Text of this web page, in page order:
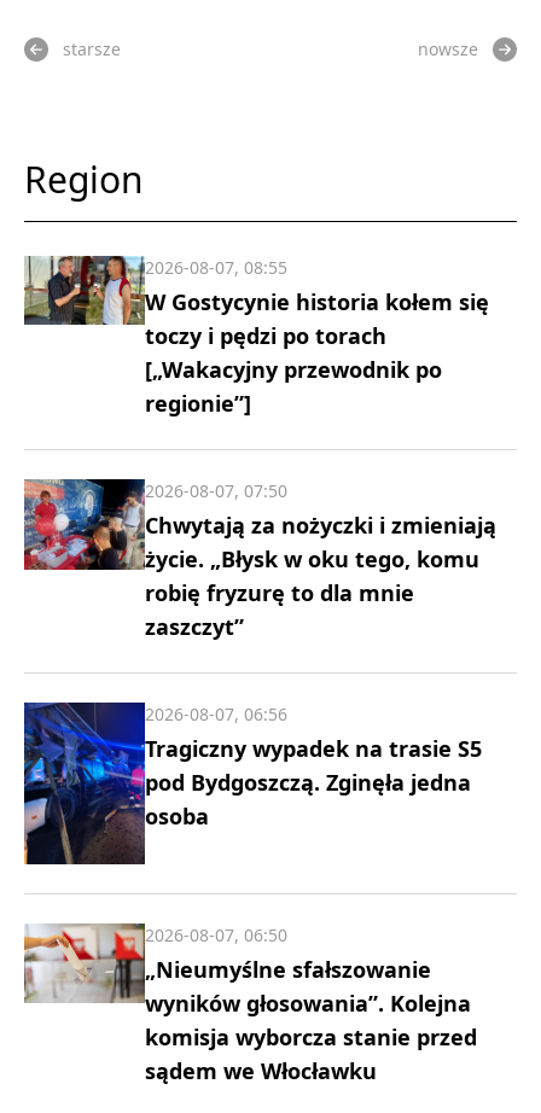
starsze nowsze
Region
W Gostycynie historia kołem się
toczy i pędzi po torach
[„Wakacyjny przewodnik po
regionie”]
2026-08-07, 08:55
Chwytają za nożyczki i zmieniają
życie. „Błysk w oku tego, komu
robię fryzurę to dla mnie
zaszczyt”
2026-08-07, 07:50
Tragiczny wypadek na trasie S5
pod Bydgoszczą. Zginęła jedna
osoba
2026-08-07, 06:56
„Nieumyślne sfałszowanie
wyników głosowania”. Kolejna
komisja wyborcza stanie przed
sądem we Włocławku
2026-08-07, 06:50